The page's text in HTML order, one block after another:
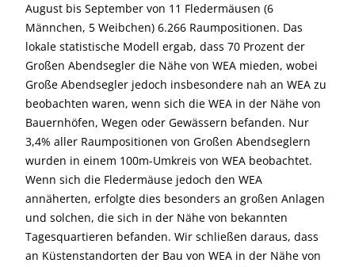
August bis September von 11 Fledermäusen (6
Männchen, 5 Weibchen) 6.266 Raumpositionen. Das
lokale statistische Modell ergab, dass 70 Prozent der
Großen Abendsegler die Nähe von WEA mieden, wobei
Große Abendsegler jedoch insbesondere nah an WEA zu
beobachten waren, wenn sich die WEA in der Nähe von
Bauernhöfen, Wegen oder Gewässern befanden. Nur
3,4% aller Raumpositionen von Großen Abendseglern
wurden in einem 100m-Umkreis von WEA beobachtet.
Wenn sich die Fledermäuse jedoch den WEA
annäherten, erfolgte dies besonders an großen Anlagen
und solchen, die sich in der Nähe von bekannten
Tagesquartieren befanden. Wir schließen daraus, dass
an Küstenstandorten der Bau von WEA in der Nähe von